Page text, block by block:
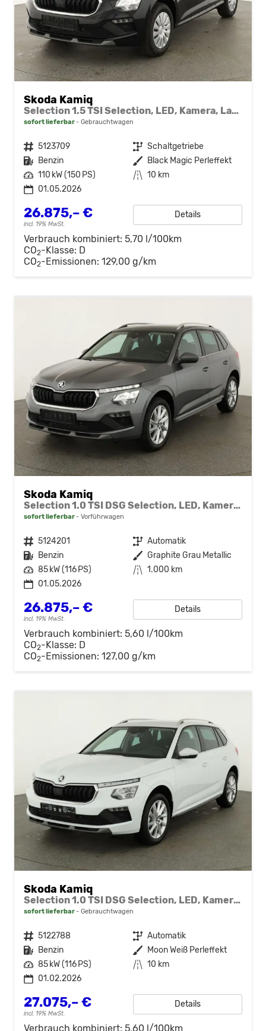
Skoda Kamiq
Selection 1.5 TSI Selection, LED, Kamera, Ladeboden, Winter
sofort lieferbar Gebrauchtwagen
Fahrzeugnr. 5123709 Getriebe Schaltgetriebe
Kraftstoff Benzin Außenfarbe Black Magic Perleffekt
Leistung 110 kW (150 PS) Kilometerstand 10 km
01.05.2026
26.875,– €
incl. 19% MwSt.
Details
Verbrauch kombiniert: 5,70 l/100km
CO2-Klasse: D
CO2-Emissionen: 129,00 g/km
Skoda Kamiq
Selection 1.0 TSI DSG Selection, LED, Kamera, ACC, Side, Winter
sofort lieferbar Vorführwagen
Fahrzeugnr. 5124201 Getriebe Automatik
Kraftstoff Benzin Außenfarbe Graphite Grau Metallic
Leistung 85 kW (116 PS) Kilometerstand 1.000 km
01.05.2026
26.875,– €
incl. 19% MwSt.
Details
Verbrauch kombiniert: 5,60 l/100km
CO2-Klasse: D
CO2-Emissionen: 127,00 g/km
Skoda Kamiq
Selection 1.0 TSI DSG Selection, LED, Kamera, ACC, Side, Winter
sofort lieferbar Gebrauchtwagen
Fahrzeugnr. 5122788 Getriebe Automatik
Kraftstoff Benzin Außenfarbe Moon Weiß Perleffekt
Leistung 85 kW (116 PS) Kilometerstand 10 km
01.02.2026
27.075,– €
incl. 19% MwSt.
Details
Verbrauch kombiniert: 5,60 l/100km